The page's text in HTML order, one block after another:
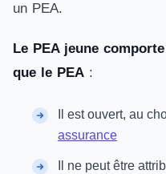
un PEA.
Le PEA jeune
que le PEA :
Il est ouvert, au
assurance
Il ne peut être